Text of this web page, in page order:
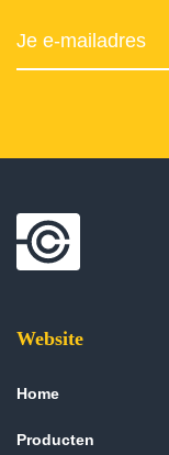
Website
Home
Producten